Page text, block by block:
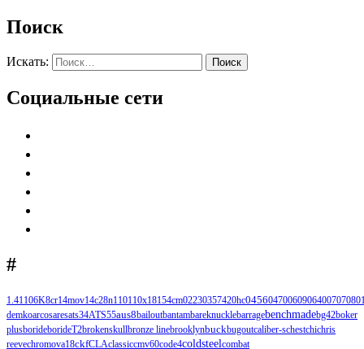
Поиск
Искать: Поиск
Социальные сети
#
1.41106K8cr14mov14c28n110110х18154cm02230357420hc04560470060906400707
demkoarcosaresats34ATS55aus8bailoutbantambareknucklebarragebenchmadebg42boker
plusborideborideT2brokenskullbronze linebrooklynbuckbugoutcaliber-schestchichris
reevechromova18ckfCLAclassiccmv60code4coldsteelcombat